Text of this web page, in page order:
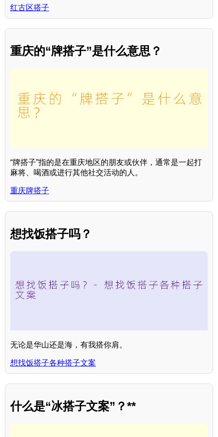
红古区搭子
重庆的“牌搭子”是什么意思？
“牌搭子”指的是在重庆地区的朋友或伙伴，通常是一起打
麻将、喝酒或进行其他社交活动的人。
重庆牌搭子
想找饭搭子吗？
无论是华山还是海，有我搭你肩。
想找饭搭子各种搭子文案
什么是“冰搭子文案”？**